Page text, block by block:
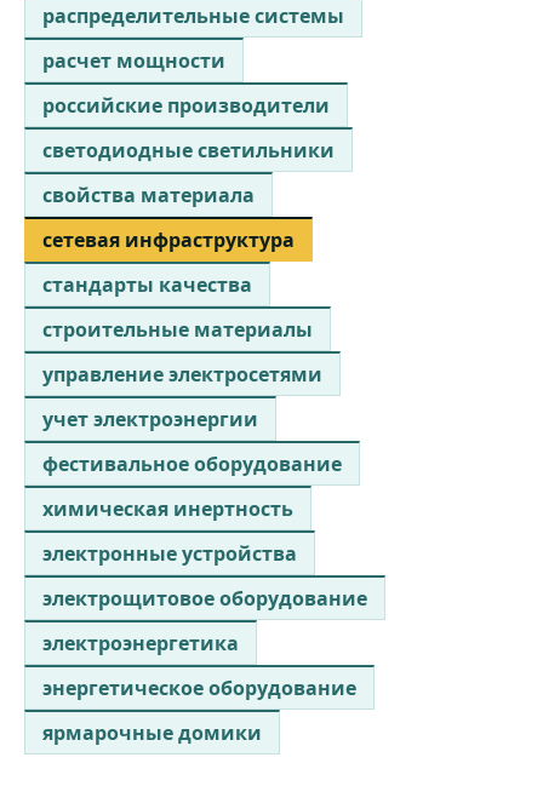
распределительные системы
расчет мощности
российские производители
светодиодные светильники
свойства материала
сетевая инфраструктура
стандарты качества
строительные материалы
управление электросетями
учет электроэнергии
фестивальное оборудование
химическая инертность
электронные устройства
электрощитовое оборудование
электроэнергетика
энергетическое оборудование
ярмарочные домики